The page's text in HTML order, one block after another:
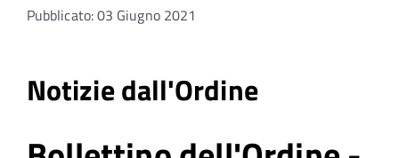
Pubblicato: 03 Giugno 2021
Notizie dall'Ordine